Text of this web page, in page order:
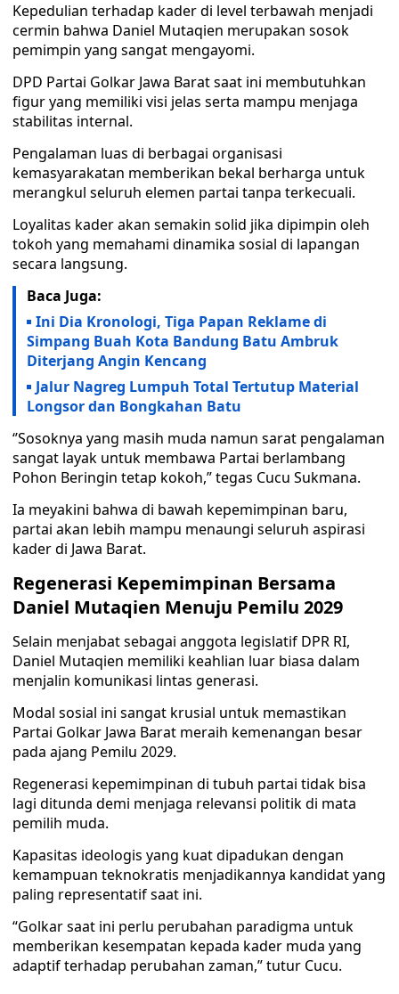
Kepedulian terhadap kader di level terbawah menjadi
cermin bahwa Daniel Mutaqien merupakan sosok
pemimpin yang sangat mengayomi.
DPD Partai Golkar Jawa Barat saat ini membutuhkan
figur yang memiliki visi jelas serta mampu menjaga
stabilitas internal.
Pengalaman luas di berbagai organisasi
kemasyarakatan memberikan bekal berharga untuk
merangkul seluruh elemen partai tanpa terkecuali.
Loyalitas kader akan semakin solid jika dipimpin oleh
tokoh yang memahami dinamika sosial di lapangan
secara langsung.
Baca Juga:
Ini Dia Kronologi, Tiga Papan Reklame di
Simpang Buah Kota Bandung Batu Ambruk
Diterjang Angin Kencang
Jalur Nagreg Lumpuh Total Tertutup Material
Longsor dan Bongkahan Batu
‘’Sosoknya yang masih muda namun sarat pengalaman
sangat layak untuk membawa Partai berlambang
Pohon Beringin tetap kokoh,” tegas Cucu Sukmana.
Ia meyakini bahwa di bawah kepemimpinan baru,
partai akan lebih mampu menaungi seluruh aspirasi
kader di Jawa Barat.
Regenerasi Kepemimpinan Bersama
Daniel Mutaqien Menuju Pemilu 2029
Selain menjabat sebagai anggota legislatif DPR RI,
Daniel Mutaqien memiliki keahlian luar biasa dalam
menjalin komunikasi lintas generasi.
Modal sosial ini sangat krusial untuk memastikan
Partai Golkar Jawa Barat meraih kemenangan besar
pada ajang Pemilu 2029.
Regenerasi kepemimpinan di tubuh partai tidak bisa
lagi ditunda demi menjaga relevansi politik di mata
pemilih muda.
Kapasitas ideologis yang kuat dipadukan dengan
kemampuan teknokratis menjadikannya kandidat yang
paling representatif saat ini.
“Golkar saat ini perlu perubahan paradigma untuk
memberikan kesempatan kepada kader muda yang
adaptif terhadap perubahan zaman,” tutur Cucu.